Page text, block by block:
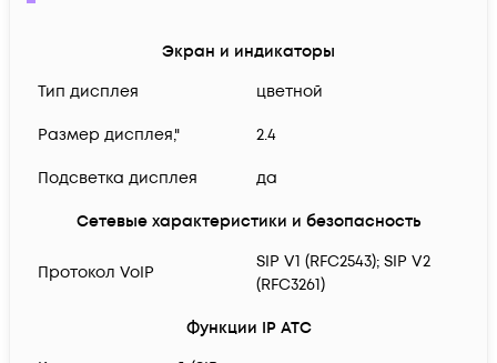
Экран и индикаторы
Тип дисплея
цветной
Размер дисплея," 2.4
Подсветка дисплея да
Сетевые характеристики и безопасность
Протокол VoIP
SIP V1 (RFC2543); SIP V2
(RFC3261)
Функции IP АТС